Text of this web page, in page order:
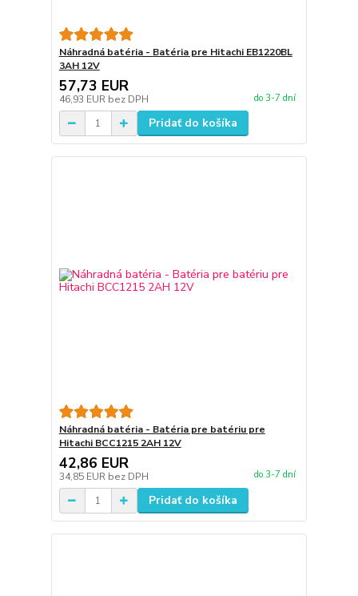
Náhradná batéria - Batéria pre Hitachi EB1220BL
3AH 12V
57,73 EUR
46,93 EUR bez DPH do 3-7 dní
Pridať do košíka
Náhradná batéria - Batéria pre batériu pre
Hitachi BCC1215 2AH 12V
42,86 EUR
34,85 EUR bez DPH do 3-7 dní
Pridať do košíka